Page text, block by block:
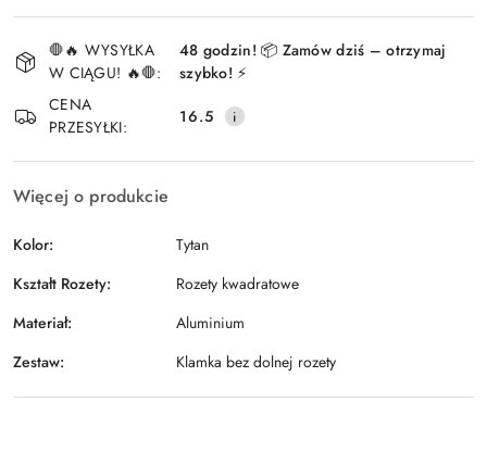
Wyślij
i
dostawa
🛑🔥 WYSYŁKA
W CIĄGU! 🔥🛑:
48 godzin! 📦 Zamów dziś – otrzymaj
szybko! ⚡
CENA
PRZESYŁKI:
16.5
Więcej o produkcie
Kolor:
Tytan
Kształt Rozety:
Rozety kwadratowe
Materiał:
Aluminium
Zestaw:
Klamka bez dolnej rozety